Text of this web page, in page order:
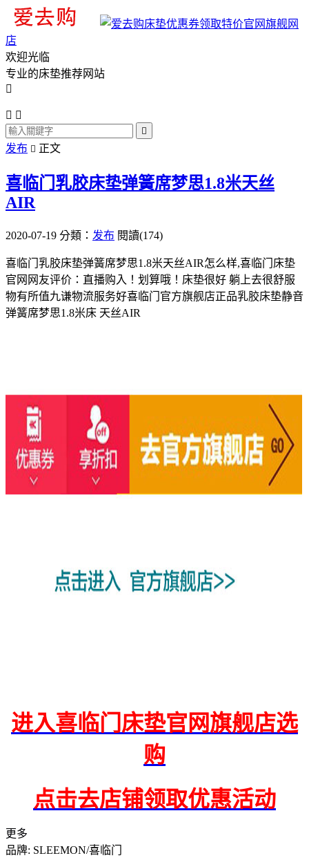
旗舰网
店
欢迎光临
专业的床垫推荐网站

 

发布  正文
喜临门乳胶床垫弹簧席梦思1.8米天丝
AIR
2020-07-19 分類： 发布 閱讀(174)
喜临门乳胶床垫弹簧席梦思1.8米天丝AIR怎么样,喜临门床垫
官网网友评价：直播购入！划算哦！床垫很好 躺上去很舒服
物有所值九谦物流服务好喜临门官方旗舰店正品乳胶床垫静音
弹簧席梦思1.8米床 天丝AIR
进入喜临门床垫官网旗舰店选
购
点击去店铺领取优惠活动
更多
品牌: SLEEMON/喜临门